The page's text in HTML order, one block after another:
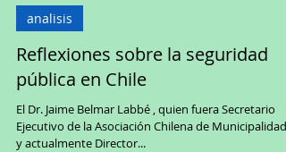
analisis
Reflexiones sobre la seguridad
pública en Chile
El Dr. Jaime Belmar Labbé , quien fuera Secretario
Ejecutivo de la Asociación Chilena de
y actualmente Director...